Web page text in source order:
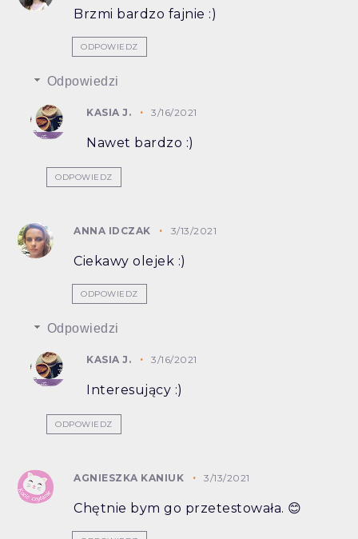
Brzmi bardzo fajnie :)
ODPOWIEDZ
Odpowiedzi
KASIA J. 3/16/2021
Nawet bardzo :)
ODPOWIEDZ
ANNA IDCZAK 3/13/2021
Ciekawy olejek :)
ODPOWIEDZ
Odpowiedzi
KASIA J. 3/16/2021
Interesujący :)
ODPOWIEDZ
AGNIESZKA KANIUK 3/13/2021
Chętnie bym go przetestowała. 😊